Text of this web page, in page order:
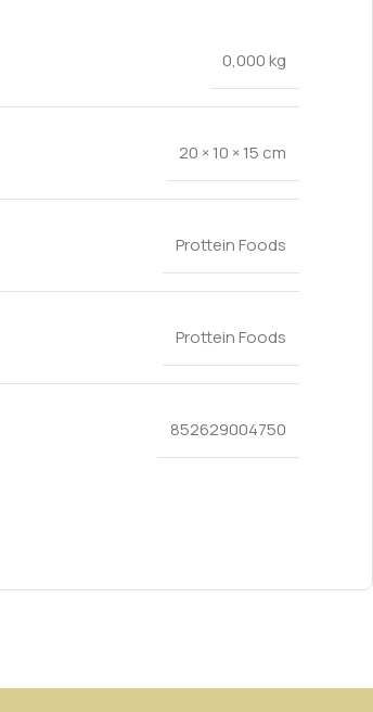
0,000 kg
20 × 10 × 15 cm
Prottein Foods
Prottein Foods
852629004750